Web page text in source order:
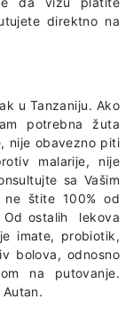
direktno na
u Tanzaniju. Ako
potrebna žuta
nije obavezno piti
malarije, nije
sa Vašim
štite 100% od
Od ostalih lekova
imate, probiotik,
bolova, odnosno
na putovanje.